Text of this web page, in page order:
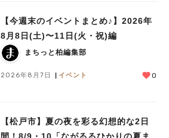
【今週末のイベントまとめ♪】2026年
8月8日(土)〜11日(火・祝)編
まちっと柏編集部
2026年8月7日 イベント 0
【松戸市】夏の夜を彩る幻想的な2日
間！8/9・10「ながるるひかりの夏ま